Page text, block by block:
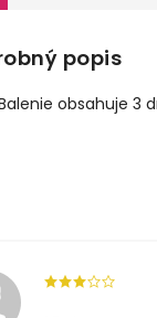
popis
obsahuje 3